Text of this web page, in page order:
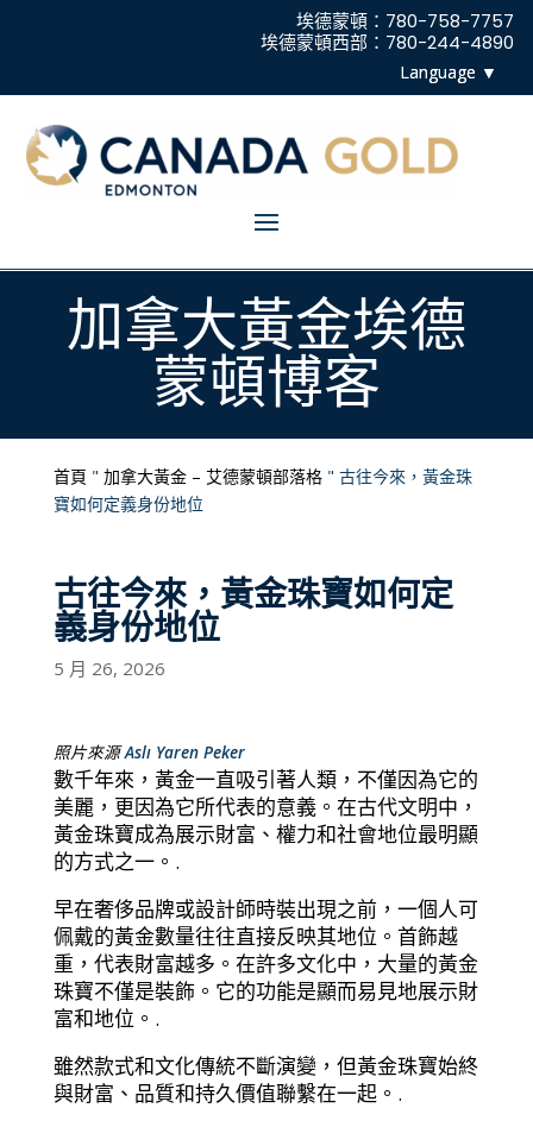
埃德蒙頓：780-758-7757
埃德蒙頓西部：780-244-4890
加拿大黃金埃德
蒙頓博客
首頁 " 加拿大黃金 – 艾德蒙頓部落格" 古往今來，黃金珠
寶如何定義身份地位
古往今來，黃金珠寶如何定
義身份地位
5 月 26, 2026
照片來源Aslı Yaren Peker
數千年來，黃金一直吸引著人類，不僅因為它的
美麗，更因為它所代表的意義。在古代文明中，
黃金珠寶成為展示財富、權力和社會地位最明顯
的方式之一。.
早在奢侈品牌或設計師時裝出現之前，一個人可
佩戴的黃金數量往往直接反映其地位。首飾越
重，代表財富越多。在許多文化中，大量的黃金
珠寶不僅是裝飾。它的功能是顯而易見地展示財
富和地位。.
雖然款式和文化傳統不斷演變，但黃金珠寶始終
與財富、品質和持久價值聯繫在一起。.